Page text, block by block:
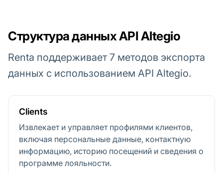
Структура данных API Altegio
Renta поддерживает 7 методов экспорта
данных с использованием API Altegio.
Clients
Извлекает и управляет профилями клиентов,
включая персональные данные, контактную
информацию, историю посещений и сведения о
программе лояльности.